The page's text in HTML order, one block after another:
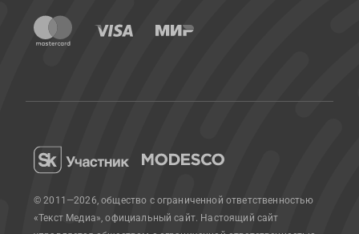
© 2011—2026, общество с ограниченной ответственностью
«Текст Медиа», официальный сайт. Настоящий сайт